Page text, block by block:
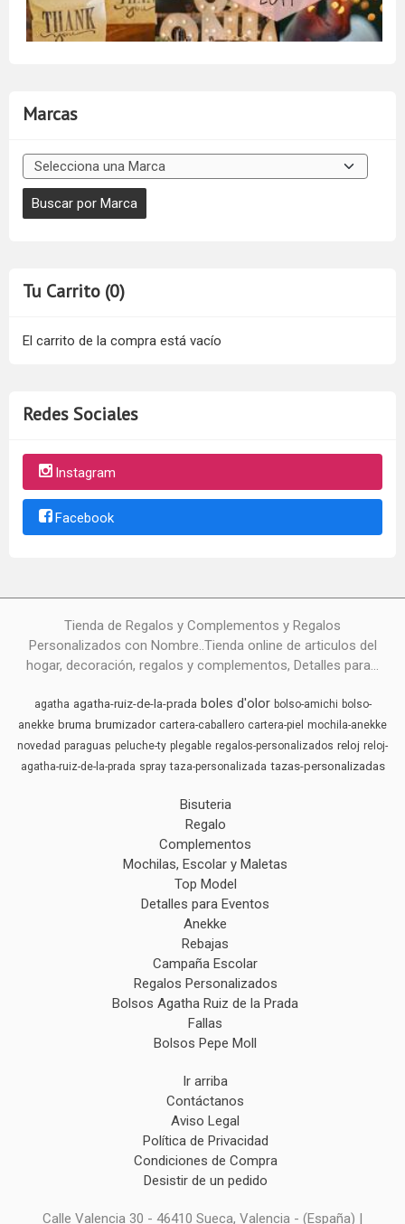
Marcas
Tu Carrito (0)
El carrito de la compra está vacío
Redes Sociales
Instagram
Facebook
Tienda de Regalos y Complementos y Regalos
Personalizados con Nombre..Tienda online de articulos del
hogar, decoración, regalos y complementos, Detalles para...
agatha agatha-ruiz-de-la-prada boles d'olor bolso-amichi bolso-
anekke bruma brumizador cartera-caballero cartera-piel mochila-anekke
novedad paraguas peluche-ty plegable regalos-personalizados reloj reloj-
agatha-ruiz-de-la-prada spray taza-personalizada tazas-personalizadas
Bisuteria
Regalo
Complementos
Mochilas, Escolar y Maletas
Top Model
Detalles para Eventos
Anekke
Rebajas
Campaña Escolar
Regalos Personalizados
Bolsos Agatha Ruiz de la Prada
Fallas
Bolsos Pepe Moll
Ir arriba
Contáctanos
Aviso Legal
Política de Privacidad
Condiciones de Compra
Desistir de un pedido
Calle Valencia 30 - 46410 Sueca, Valencia - (España) |